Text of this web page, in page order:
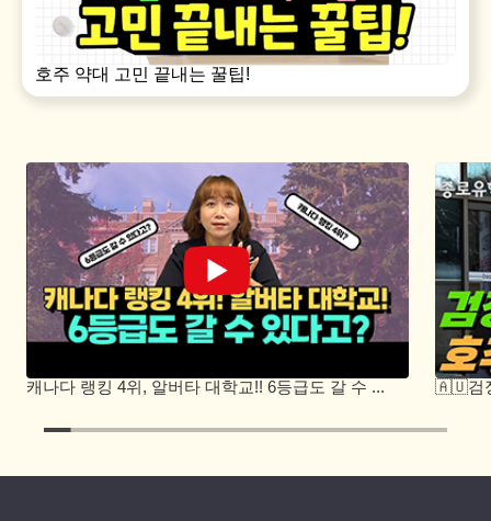
호주 약대 고민 끝내는 꿀팁!
캐나다 랭킹 4위, 알버타 대학교!! 6등급도 갈 수 ...
🇦🇺검